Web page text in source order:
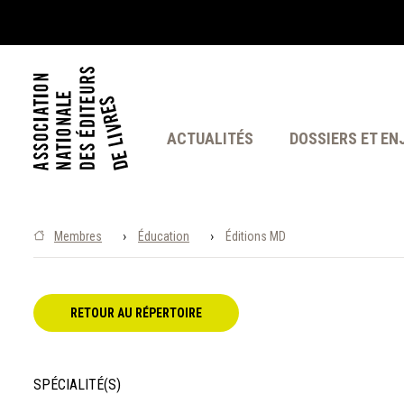
ACTUALITÉS DOSSIERS ET
Membres › Éducation › Éditions MD
RETOUR AU RÉPERTOIRE
SPÉCIALITÉ(S)